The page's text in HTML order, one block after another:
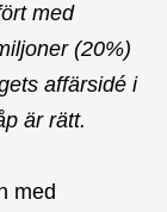
med
(20%)
affärsidé i
är rätt.
med